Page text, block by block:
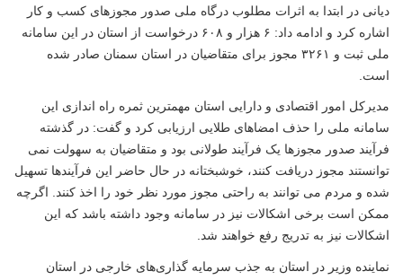
دیانی در ابتدا به اثرات مطلوب درگاه ملی صدور مجوزهای کسب و کار
اشاره کرد و ادامه داد: ۶ هزار و ۶۰۸ درخواست از استان در این سامانه
ملی ثبت و ۳۲۶۱ مجوز برای متقاضیان در استان سمنان صادر شده
است
مدیرکل امور اقتصادی و دارایی استان مهمترین ثمره راه اندازی این
سامانه ملی را حذف امضاهای طلایی ارزیابی کرد و گفت: در گذشته
فرآیند صدور مجوزها یک فرآیند طولانی بود و متقاضیان به سهولت نمی
توانستند مجوز دریافت کنند، خوشبختانه در حال حاضر این فرآیندها تسهیل
شده و مردم می توانند به راحتی مجوز مورد نظر خود را اخذ کنند. اگرچه
ممکن است برخی اشکالات نیز در سامانه وجود داشته باشد که این
اشکالات نیز به تدریج رفع خواهند شد.
نماینده وزیر در استان به جذب سرمایه گذاری‌های خارجی در استان